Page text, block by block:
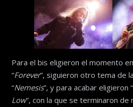
Para el bis eligieron el momento
“Forever”, siguieron otro tema de
“Nemesis”, y para acabar eligieron “
Low”, con la que se terminaron de